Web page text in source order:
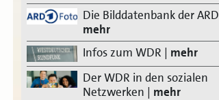
Die Bilddatenbank der ARD
mehr
Infos zum WDR | mehr
Der WDR in den sozialen
Netzwerken | mehr